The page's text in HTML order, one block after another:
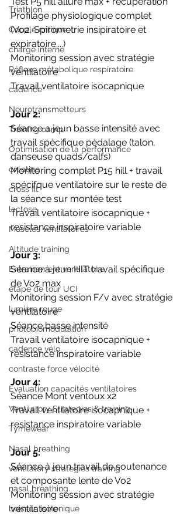
Triathlon
Couple critique
charge interne
Réflexe métabolique respiratoire
cadence
Neurotransmetteurs
Training camp
Optimisation de la performance
créatine
cross fit
lactose
Muscles ventilatoires
Altitude training
Entrainement ventilatoire
étape de tour UCI
lumière rouge
photobiomodulation
cadence vélo
contraste force vélocité
Evaluation capacités ventilatoires
Ventilarory Strategies & training
Tymewear
Nasal breathing
ventilatory strategies training
nasal breathing
boisson isotonique
Profilage physiologique complet
(Vo2, Spirometrie insipiratoire et
expiratoire....)
Monitoring session avec stratégie
ventilatoire
Travail ventilatoire isocapnique
Jour 2:
Séance a jeun basse intensité avec
travail spécifique pédalage (talon,
danseuse quads/calfs)
Monitoring complet P15 hill + travail
spécifque ventilatoire sur le reste de
la séance sur montée test
Travail ventilatoire isocapnique +
resistance inspiratoire variable
Jour 3:
Séance à jeun HIT travail spécifique
de Vo2 max
Monitoring session F/v avec stratégie
ventilatoire
Séance basse intensité
Travail ventilatoire isocapnique +
resistance inspiratoire variable
Jour 4:
Séance Mont ventoux x2
Travail ventilatoire isocapnique +
resistance inspiratoire variable
Jour 5:
Séance à jeun travail de soutenance
et composante lente de Vo2
Monitoring session avec stratégie
ventilatoire